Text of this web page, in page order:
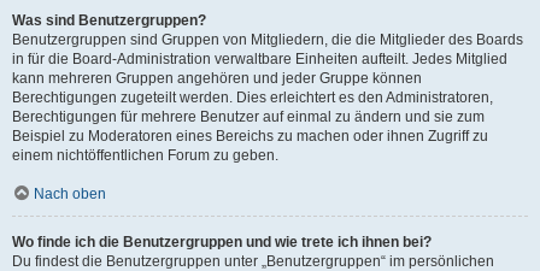
Was sind Benutzergruppen?
Benutzergruppen sind Gruppen von Mitgliedern, die die Mitglieder des Boards
in für die Board-Administration verwaltbare Einheiten aufteilt. Jedes Mitglied
kann mehreren Gruppen angehören und jeder Gruppe können
Berechtigungen zugeteilt werden. Dies erleichtert es den Administratoren,
Berechtigungen für mehrere Benutzer auf einmal zu ändern und sie zum
Beispiel zu Moderatoren eines Bereichs zu machen oder ihnen Zugriff zu
einem nichtöffentlichen Forum zu geben.
Nach oben
Wo finde ich die Benutzergruppen und wie trete ich ihnen bei?
Du findest die Benutzergruppen unter „Benutzergruppen“ im persönlichen